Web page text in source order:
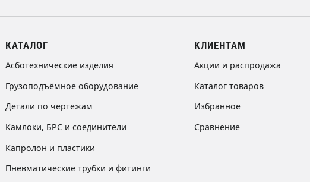
КАТАЛОГ
Асботехнические изделия
Грузоподъёмное оборудование
Детали по чертежам
Камлоки, БРС и соединители
Капролон и пластики
Пневматические трубки и фитинги
КЛИЕНТАМ
Акции и распродажа
Каталог товаров
Избранное
Сравнение